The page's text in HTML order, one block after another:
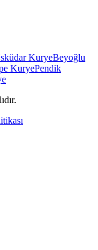
KuryeBeyoğlu
KuryePendik